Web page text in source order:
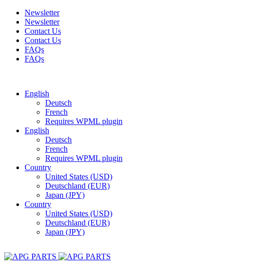
Newsletter
Newsletter
Contact Us
Contact Us
FAQs
FAQs
English
Deutsch
French
Requires WPML plugin
English
Deutsch
French
Requires WPML plugin
Country
United States (USD)
Deutschland (EUR)
Japan (JPY)
Country
United States (USD)
Deutschland (EUR)
Japan (JPY)